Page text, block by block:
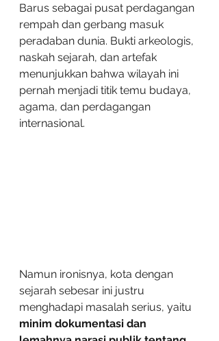
Barus sebagai pusat perdagangan
rempah dan gerbang masuk
peradaban dunia. Bukti arkeologis,
naskah sejarah, dan artefak
menunjukkan bahwa wilayah ini
pernah menjadi titik temu budaya,
agama, dan perdagangan
internasional.
Namun ironisnya, kota dengan
sejarah sebesar ini justru
menghadapi masalah serius, yaitu
minim dokumentasi dan